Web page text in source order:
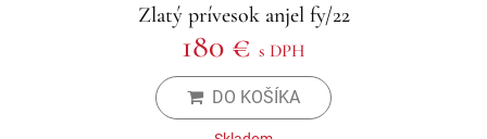
Zlatý prívesok anjel fy/22
180 € s DPH
DO KOŠÍKA